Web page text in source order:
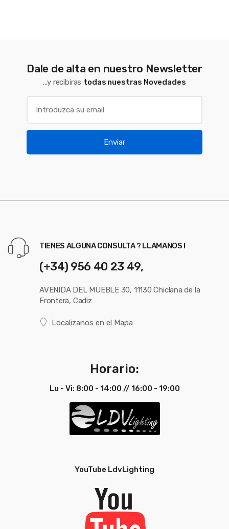
Dale de alta en nuestro Newsletter
...y recibiras todas nuestras Novedades
Enviar
TIENES ALGUNA CONSULTA ? LLAMANOS !
(+34) 956 40 23 49,
AVENIDA DEL MUEBLE 30, 11130 Chiclana de la
Frontera, Cadiz
Localizanos en el Mapa
Horario:
Lu - Vi: 8:00 - 14:00 // 16:00 - 19:00
YouTube LdvLighting